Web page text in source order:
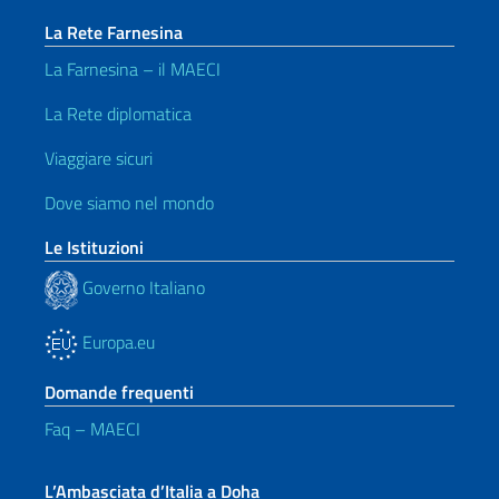
La Rete Farnesina
La Farnesina – il MAECI
La Rete diplomatica
Viaggiare sicuri
Dove siamo nel mondo
Le Istituzioni
Governo Italiano
Europa.eu
Domande frequenti
Faq – MAECI
L’Ambasciata d’Italia a Doha